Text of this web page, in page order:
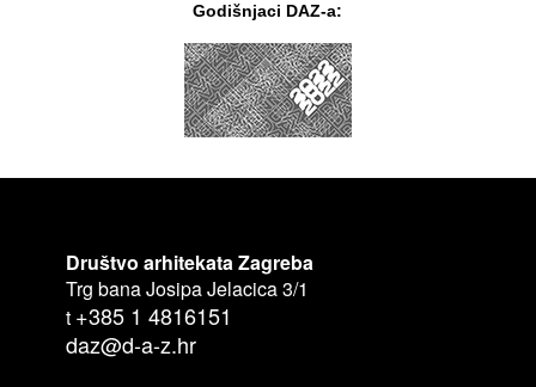
Godišnjaci DAZ-a:
Društvo arhitekata Zagreba
Trg bana Josipa Jelacica 3/1
t +385 1 4816151
daz@d-a-z.hr